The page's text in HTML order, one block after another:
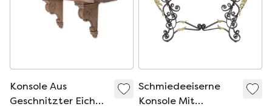
Konsole Aus
Geschnitzter Eiche
Schmiedeeiserne
Konsole Mit